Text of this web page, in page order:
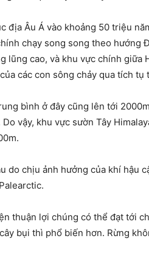
địa Âu Á vào khoảng 50 triệu
chạy song song theo hướng
cao, và khu vực chính
các con sông chảy qua tích tụ
bình ở đây cũng lên tới
vậy, khu vực sườn Tây
chịu ảnh hưởng của khí hậu
thuận lợi chúng có thể đạt tới
bụi thì phổ biến hơn. Rừng